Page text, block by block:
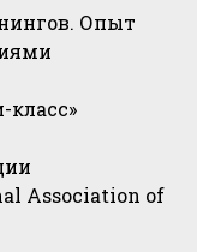
Опыт
класс»
Association of